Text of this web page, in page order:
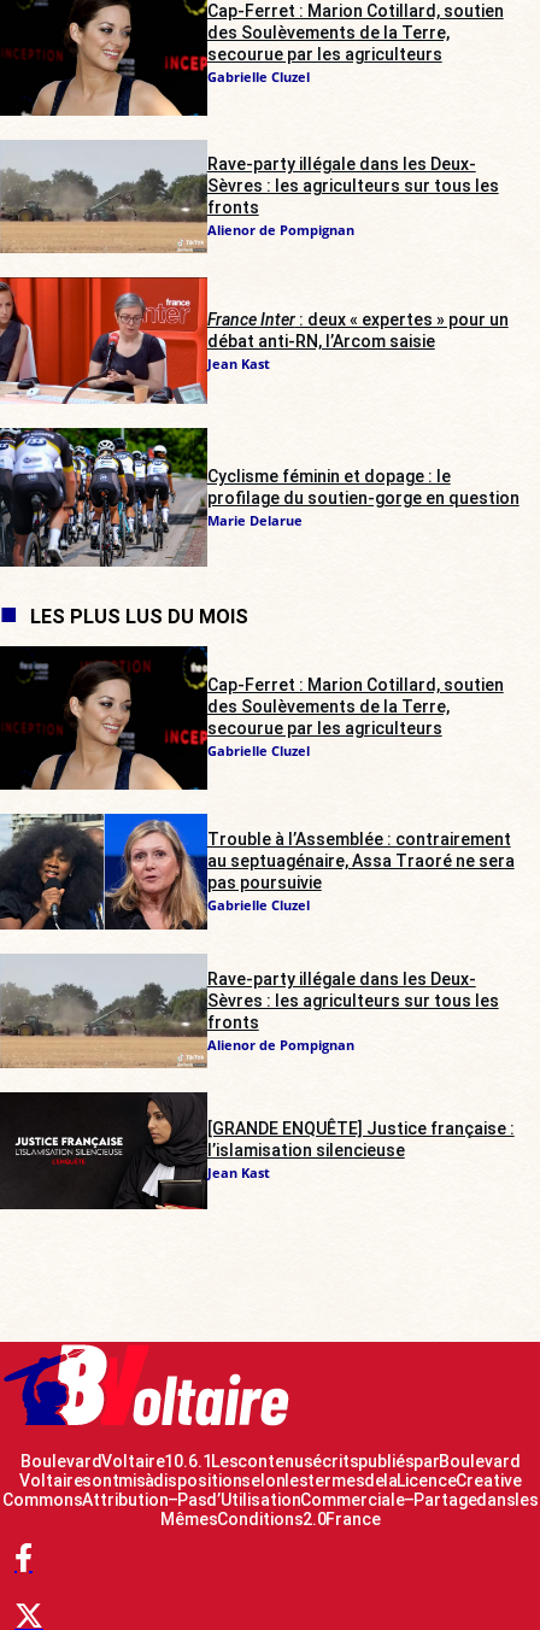
Cap-Ferret : Marion Cotillard, soutien
des Soulèvements de la Terre,
secourue par les agriculteurs
Gabrielle Cluzel
Rave-party illégale dans les Deux-
Sèvres : les agriculteurs sur tous les
fronts
Alienor de Pompignan
France Inter: deux « expertes » pour un
débat anti-RN, l’Arcom saisie
Jean Kast
Cyclisme féminin et dopage : le
profilage du soutien-gorge en question
Marie Delarue
LES PLUS LUS DU MOIS
Cap-Ferret : Marion Cotillard, soutien
des Soulèvements de la Terre,
secourue par les agriculteurs
Gabrielle Cluzel
Trouble à l’Assemblée : contrairement
au septuagénaire, Assa Traoré ne sera
pas poursuivie
Gabrielle Cluzel
Rave-party illégale dans les Deux-
Sèvres : les agriculteurs sur tous les
fronts
Alienor de Pompignan
[GRANDE ENQUÊTE] Justice française :
l’islamisation silencieuse
Jean Kast
Boulevard Voltaire 10.6.1 Les contenus écrits publiés par Boulevard
Voltaire sont mis à disposition selon les termes de la Licence Creative
Commons Attribution – Pas d’Utilisation Commerciale – Partage dans les
Mêmes Conditions 2.0 France